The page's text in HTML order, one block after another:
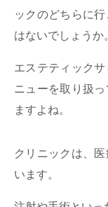
ックのどちらに
はないでしょうか
エステティック
ニューを取り扱
ますよね。
クリニックは、
います。